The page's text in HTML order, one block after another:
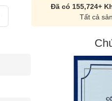
Đã có 155,724+
Tất cả